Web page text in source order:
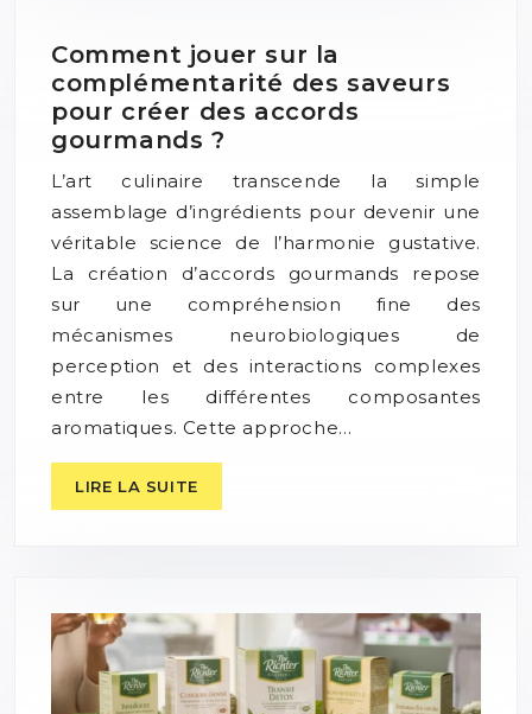
Comment jouer sur la
complémentarité des saveurs
pour créer des accords
gourmands ?
L’art culinaire transcende la simple
assemblage d’ingrédients pour devenir une
véritable science de l’harmonie gustative.
La création d’accords gourmands repose
sur une compréhension fine des
mécanismes neurobiologiques de
perception et des interactions complexes
entre les différentes composantes
aromatiques. Cette approche…
LIRE LA SUITE